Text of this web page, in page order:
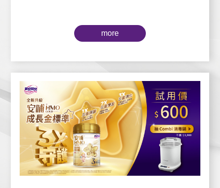
more